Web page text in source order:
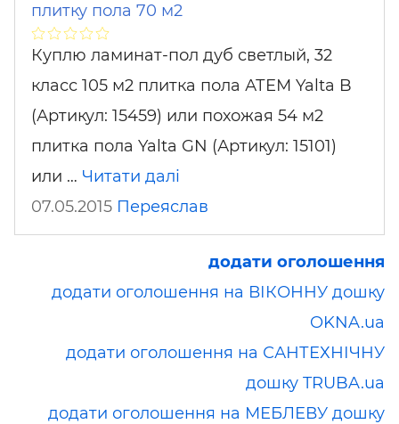
плитку пола 70 м2
Куплю ламинат-пол дуб светлый, 32
класс 105 м2 плитка пола АТЕМ Yalta B
(Артикул: 15459) или похожая 54 м2
плитка пола Yalta GN (Артикул: 15101)
или … Читати далі
07.05.2015 Переяслав
додати оголошення
додати оголошення на ВІКОННУ дошку
OKNA.ua
додати оголошення на САНТЕХНІЧНУ
дошку TRUBA.ua
додати оголошення на МЕБЛЕВУ дошку